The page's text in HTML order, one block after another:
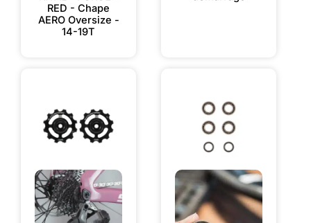
RED - Chape
AERO Oversize -
14-19T